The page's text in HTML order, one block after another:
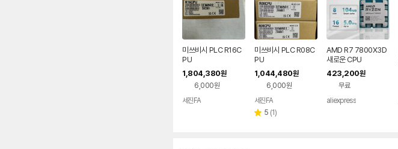
미쓰비시 PLC R16C
PU
1,804,380원
6,000원
세진FA
미쓰비시 PLC R08C
PU
1,044,480원
6,000원
세진FA
별 5 리
(1)
AMD R7 7800X3D
새로운 CPU
423,200원
무료
aliexpress